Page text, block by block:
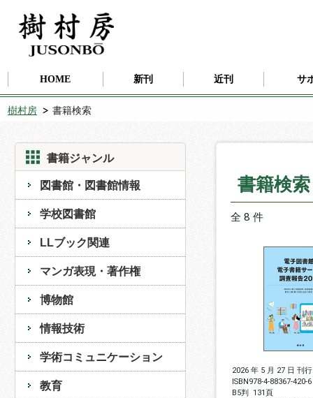
HOME 新刊 近刊 サ
樹村房 書籍検索
書籍ジャンル
図書館・図書館情報
学校図書館
LLブック関連
マンガ表現・著作権
博物館
情報技術
学術コミュニケーション
教育
書籍検
全 8 件
2026 年 5 月 27 日 刊行
ISBN978-4-88367-420-6
B5判 131頁